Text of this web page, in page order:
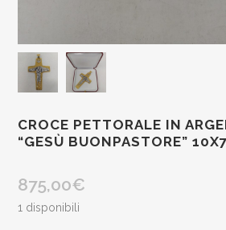
CROCE PETTORALE IN
“GESÙ BUONPASTORE”
875,00€
1 disponibili